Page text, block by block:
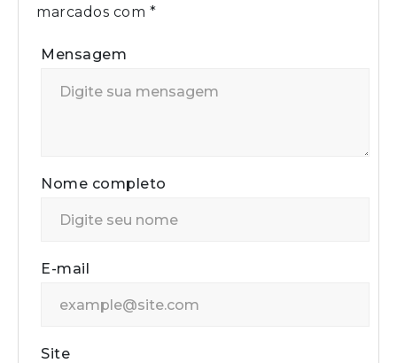
marcados com *
Mensagem
Nome completo
E-mail
Site